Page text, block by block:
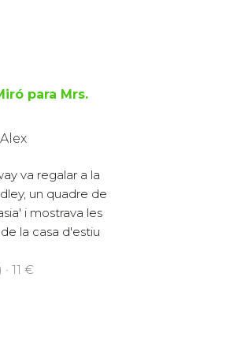
para Mrs.
va regalar a la
un quadre de
i mostrava les
la casa d'estiu
11 €